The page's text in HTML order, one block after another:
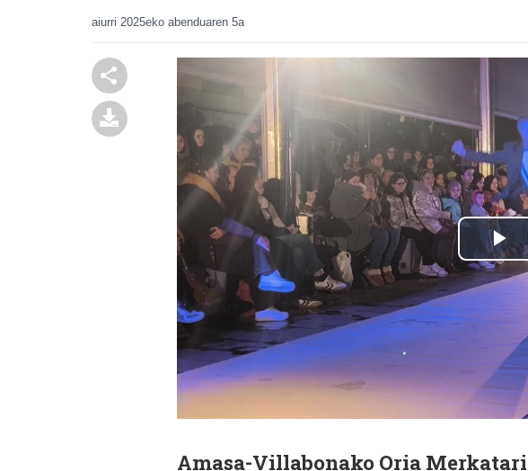
aiurri 2025eko abenduaren 5a
Amasa-Villabonako Oria